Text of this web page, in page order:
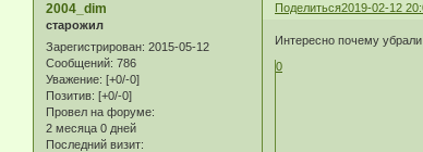
Поделиться2019-02-12
2004_dim
старожил
Зарегистрирован: 2015-05-12
Сообщений: 786
Уважение: [+0/-0]
Позитив: [+0/-0]
Провел на форуме:
2 месяца 0 дней
Последний визит:
Интересно почему
0